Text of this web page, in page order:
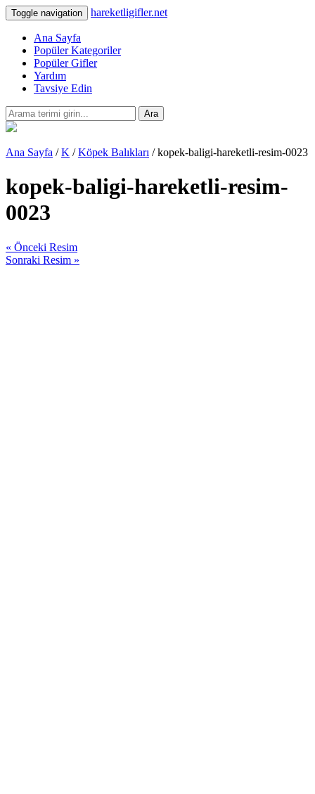
Toggle navigation hareketligifler.net
Ana Sayfa
Popüler Kategoriler
Popüler Gifler
Yardım
Tavsiye Edin
Ara
Ana Sayfa /K /Köpek Balıkları / kopek-baligi-hareketli-resim-0023
kopek-baligi-hareketli-resim-
0023
« Önceki Resim
Sonraki Resim »